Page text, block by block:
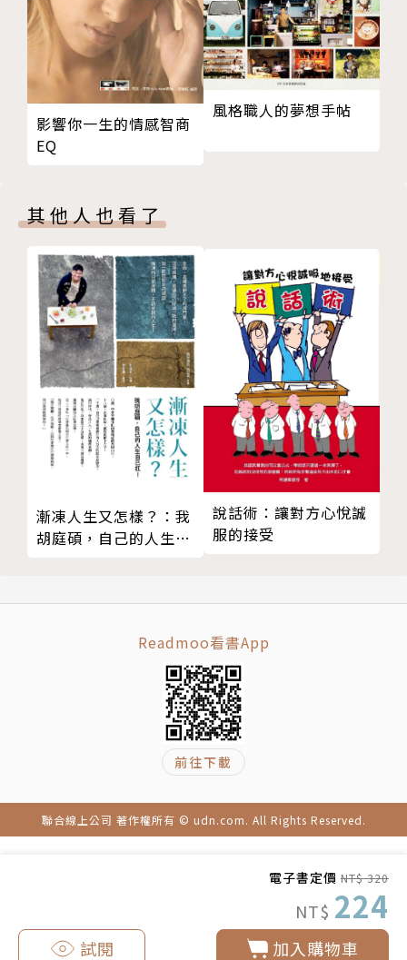
電子書定價 NT$ 320
NT$ 224
加入購物車
試閱
量」讓你擁有想要的一切。想要馬上改變生命，改變人
際關係、財務狀況、健康、工作和快樂指數，你需要的
就是這股「力量」。你夢想中的人生其實比你以為的還
要接近你，因為能讓你擁有一切美好事物的「力量」，
就在你之內。
作者朗達．拜恩在書中說了許多人運用「力量」心想事
你不必先讀過她的前一部作品《祕密》，才能透過《T
件事都已經包含《The Power力量》這本書裡。不過
如果你已經讀過《祕密》，那麼這本書將大幅擴充那些
你早已經知道的事情，讓你更得心應手地運用心想事成
的力量。
◎閱讀《The Power力量》的三大理由：
一、讀過《祕密》的人，一定要看《The Power力
量》的三大理由：
1.《祕密》作者朗達．拜恩最新力作，集結了《祕密》
上市後她所領悟的全部精華。
2.《祕密》揭露了吸引力法則，《The Power力量》
則是吸引力法則的最佳運用祕笈，明確告訴你該怎麼
二、沒讀過《祕密》的人，更需要來看《The Power
1.「祕密」就藏在感覺裡，感覺是你人生最強大的「力
量」，《The Power力量》是活出美好人生的最強大
2.《The Power力量》清楚說明了吸引力法則的「創
造過程」，並教你如何充分運用。
你直接從心改變，這樣的改變，會讓我們的生命馬上蛻
作者簡介
朗達．拜恩 Rhonda Byrne
影響你一生的情感智商
EQ
風格職人的夢想手帖
其他人也看了
漸凍人生又怎樣？：我
胡庭碩，自己的人生自
說話術：讓對方心悅誠
服的接受
Readmoo看書App
前往下載
聯合線上公司 著作權所有 © udn.com. All Rights Reserved.